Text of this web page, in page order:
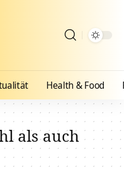
Health & Food
als auch